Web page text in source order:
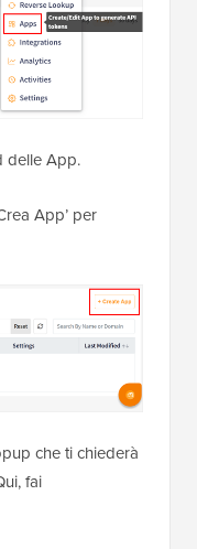
delle App.
App’ per
che ti chiederà
fai